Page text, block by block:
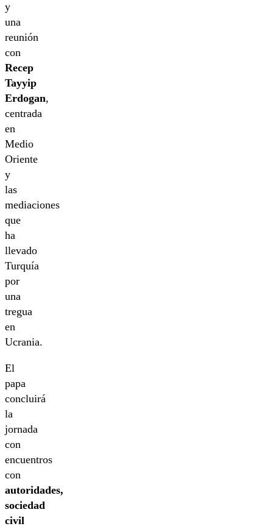
y
una
reunión
con
Recep
Tayyip
Erdogan,
centrada
en
Medio
Oriente
y
las
mediaciones
que
ha
llevado
Turquía
por
una
tregua
en
Ucrania.
El
papa
concluirá
la
jornada
con
encuentros
con
autoridades,
sociedad
civil